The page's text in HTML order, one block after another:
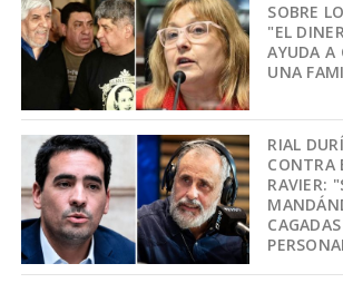
SOBRE
"EL
AYUDA A
UNA
RIAL
CONTRA
RAVIER:
CAGADAS